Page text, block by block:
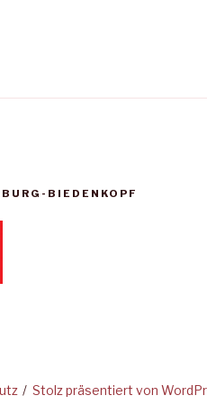
BIEDENKOPF
Stolz präsentiert von